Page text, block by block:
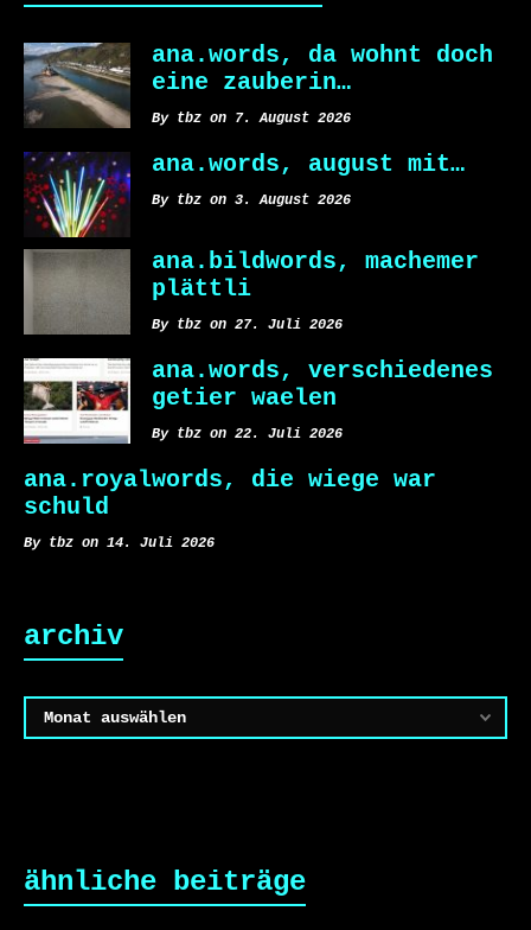
ana.words, da wohnt doch
eine zauberin…
By tbz on 7. August 2026
ana.words, august mit…
By tbz on 3. August 2026
ana.bildwords, machemer
plättli
By tbz on 27. Juli 2026
ana.words, verschiedenes
getier waelen
By tbz on 22. Juli 2026
ana.royalwords, die wiege war
schuld
By tbz on 14. Juli 2026
archiv
Archiv
ähnliche beiträge